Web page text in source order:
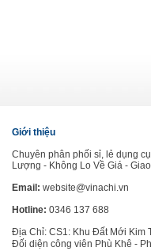
Giới thiệu
Chuyên phân phối sỉ, lẻ dụng
Lượng - Không Lo Về Giá -
Email: website@vinachi.vn
Hotline: 0346 137 688
Địa Chỉ: CS1: Khu Đất Mới Kim
Đối diện công viên Phù Khê -